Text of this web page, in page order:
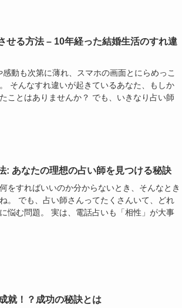
せる方法 – 10年経った結婚生活のすれ違
動も次第に薄れ、スマホの画面とにらめっこ
そんなすれ違いが起きているあなた、もしか
ことはありませんか？ でも、いきなり占い師
: あなたの理想の占い師を見つける秘訣
をすればいいのか分からないとき、そんなとき
。 でも、占い師さんってたくさんいて、どれ
悩む問題。 実は、電話占いも「相性」が大事
就！？成功の秘訣とは